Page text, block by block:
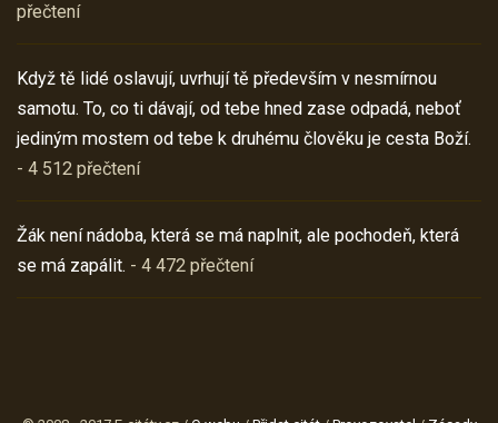
přečtení
Když tě lidé oslavují, uvrhují tě především v nesmírnou
samotu. To, co ti dávají, od tebe hned zase odpadá, neboť
jediným mostem od tebe k druhému člověku je cesta Boží.
- 4 512 přečtení
Žák není nádoba, která se má naplnit, ale pochodeň, která
se má zapálit. - 4 472 přečtení